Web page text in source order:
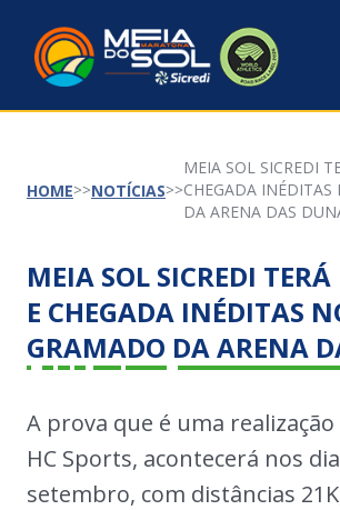
HOME NOTÍCIAS
MEIA SOL SICREDI
CHEGADA
DA ARENA DAS
MEIA SOL SICREDI
E CHEGADA INÉDITAS
GRAMADO DA ARENA
A prova que é uma
HC Sports, acontecerá nos
setembro, com distâncias